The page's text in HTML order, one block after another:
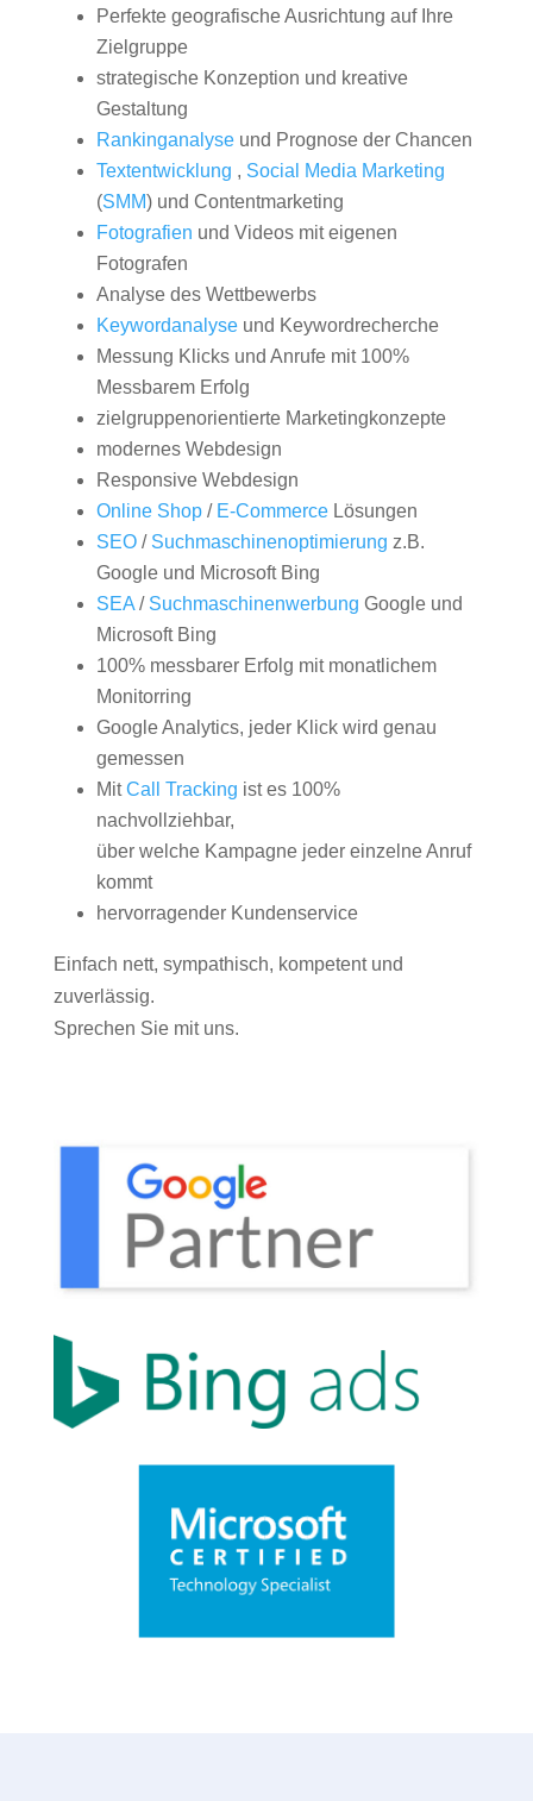
Perfekte geografische Ausrichtung auf Ihre
Zielgruppe
strategische Konzeption und kreative
Gestaltung
Rankinganalyseund Prognose der Chancen
Textentwicklung , Social Media Marketing
(SMM) und Contentmarketing
Fotografien und Videos mit eigenen
Fotografen
Analyse des Wettbewerbs
Keywordanalyseund Keywordrecherche
Messung Klicks und Anrufe mit 100%
Messbarem Erfolg
zielgruppenorientierte Marketingkonzepte
modernes Webdesign
Responsive Webdesign
Online Shop/ E-CommerceLösungen
SEO/ Suchmaschinenoptimierung z.B.
Google und Microsoft Bing
SEA/ Suchmaschinenwerbung Google und
Microsoft Bing
100% messbarer Erfolg mit monatlichem
Monitorring
Google Analytics, jeder Klick wird genau
gemessen
MitCall Tracking ist es 100%
nachvollziehbar,
über welche Kampagne jeder einzelne Anruf
kommt
hervorragender Kundenservice
Einfach nett, sympathisch, kompetent und
zuverlässig.
Sprechen Sie mit uns.